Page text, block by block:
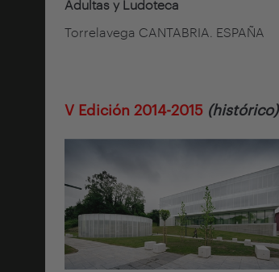
Adultas y Ludoteca
Torrelavega CANTABRIA. ESPAÑA
V Edición 2014-2015 (histórico)